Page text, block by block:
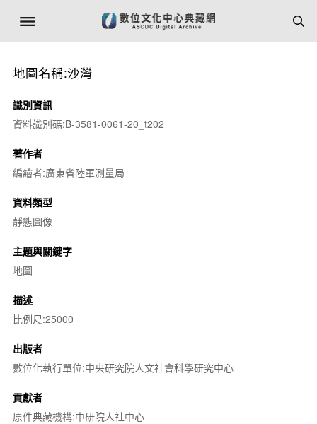
地圖名稱:沙灣
識別資訊
資料識別碼:B-3581-0061-20_t202
著作者
編繪者:廣東省陸軍測量局
資料類型
靜態圖像
主題與關鍵字
地圖
描述
比例尺:25000
出版者
數位化執行單位:中央研究院人文社會科學研究中心
貢獻者
原件典藏機構:中研院人社中心